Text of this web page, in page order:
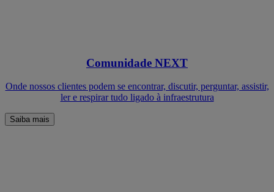
Comunidade NEXT
Onde nossos clientes podem se encontrar, discutir, perguntar, assistir,
ler e respirar tudo ligado à infraestrutura
Saiba mais